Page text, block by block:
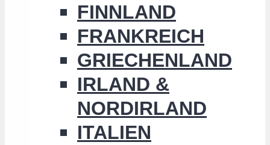
FINNLAND
FRANKREICH
GRIECHENLAND
IRLAND &
NORDIRLAND
ITALIEN